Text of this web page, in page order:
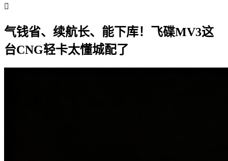

气钱省、续航长、能下库！飞碟MV3这
台CNG轻卡太懂城配了